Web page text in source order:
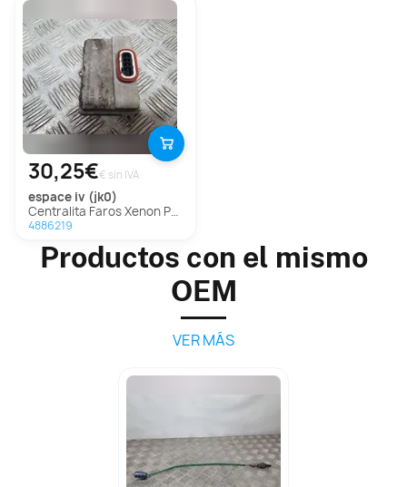
30,25€€ sin IVA
espace iv (jk0)
Centralita Faros Xenon Para Renault Espace Iv
4886219
Productos con el mismo
OEM
VER MÁS